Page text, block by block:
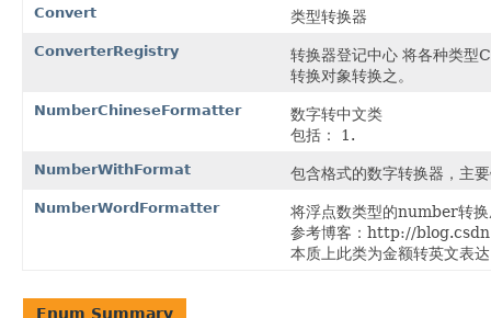
Convert 类型转换器
ConverterRegistry
转换器登记中心 将各种类型
转换对象转换之。
NumberChineseFormatter
数字转中文类
包括： 1.
NumberWithFormat 包含格式的数字转换器，主
NumberWordFormatter
将浮点数类型的number转
参考博客：http://
本质上此类为金额转英文表
Enum Summary